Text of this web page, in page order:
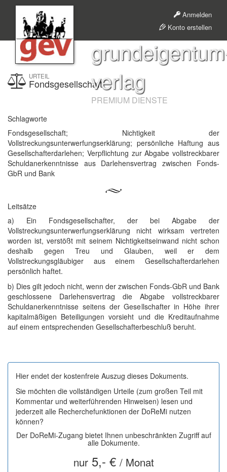
Anmelden
Konto erstellen
verlag
PREMIUM DIENSTE
URTEIL
Fondsgesellschaft
Schlagworte
Fondsgesellschaft; Nichtigkeit der
Vollstreckungsunterwerfungserklärung; persönliche Haftung aus
Gesellschafterdarlehen; Verpflichtung zur Abgabe vollstreckbarer
Schuldanerkenntnisse aus Darlehensvertrag zwischen Fonds-
GbR und Bank
Leitsätze
a) Ein Fondsgesellschafter, der bei Abgabe der
Vollstreckungsunterwerfungserklärung nicht wirksam vertreten
worden ist, verstößt mit seinem Nichtigkeitseinwand nicht schon
deshalb gegen Treu und Glauben, weil er dem
Vollstreckungsgläubiger aus einem Gesellschafterdarlehen
persönlich haftet.
b) Dies gilt jedoch nicht, wenn der zwischen Fonds-GbR und Bank
geschlossene Darlehensvertrag die Abgabe vollstreckbarer
Schuldanerkenntnisse seitens der Gesellschafter in Höhe ihrer
kapitalmäßigen Beteiligungen vorsieht und die Kreditaufnahme
auf einem entsprechenden Gesellschafterbeschluß beruht.
Hier endet der kostenfreie Auszug dieses Dokuments.
Sie möchten die vollständigen Urteile (zum großen Teil mit
Kommentar und weiterführenden Hinweisen) lesen und
jederzeit alle Recherchefunktionen der DoReMi nutzen
können?
Der DoReMi-Zugang bietet Ihnen unbeschränkten Zugriff auf
alle Dokumente.
nur5,- € / Monat